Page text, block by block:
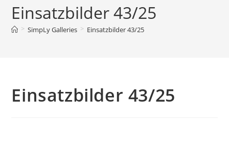
Einsatzbilder 43/25
> SimpLy Galleries > Einsatzbilder 43/25
Einsatzbilder 43/25